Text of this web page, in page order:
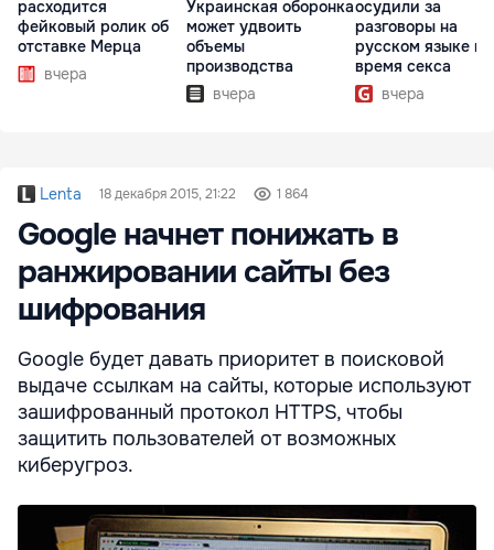
расходится
фейковый ролик об
отставке Мерца
вчера
Украинская оборонка
может удвоить
объемы
производства
вчера
осудили за
разговоры на
русском языке во
время секса
вчера
Lenta 18 декабря 2015, 21:22 1 864
Google начнет понижать в
ранжировании сайты без
шифрования
Google будет давать приоритет в поисковой
выдаче ссылкам на сайты, которые используют
зашифрованный протокол HTTPS, чтобы
защитить пользователей от возможных
киберугроз.